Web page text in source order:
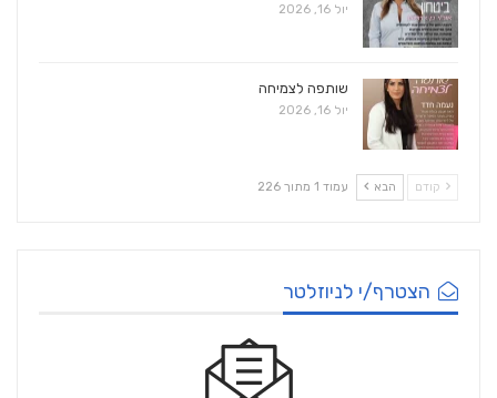
יול 16, 2026
שותפה לצמיחה
יול 16, 2026
קודם הבא עמוד 1 מתוך 226
הצטרף/י לניוזלטר